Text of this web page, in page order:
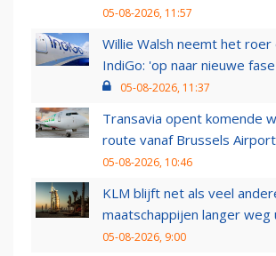
05-08-2026, 11:57
Willie Walsh neemt het roer
IndiGo: 'op naar nieuwe
05-08-2026, 11:37
Transavia opent komende
route vanaf Brussels Airport
05-08-2026, 10:46
KLM blijft net als veel
maatschappijen langer weg
05-08-2026, 9:00